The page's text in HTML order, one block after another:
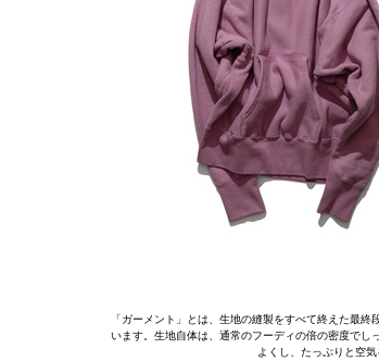
「ガーメント」とは、生地の縫製をすべて終えた最
います。生地自体は、通常のフーディの倍の密度でし
よくし、たっぷりと空